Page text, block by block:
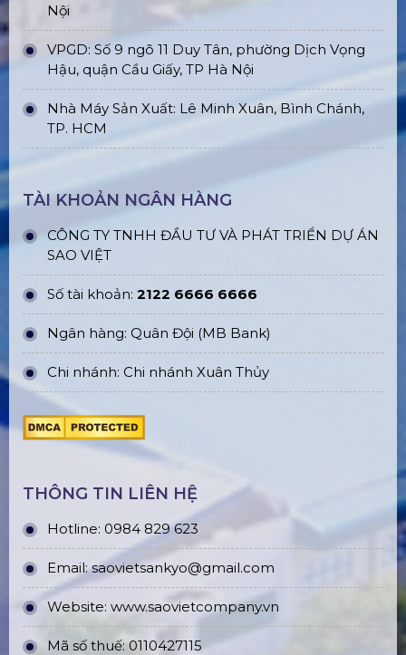
Nội
VPGD: Số 9 ngõ 11 Duy Tân, phường Dịch Vọng
Hậu, quận Cầu Giấy, TP Hà Nội
Nhà Máy Sản Xuất: Lê Minh Xuân, Bình Chánh,
TP. HCM
TÀI KHOẢN NGÂN HÀNG
CÔNG TY TNHH ĐẦU TƯ VÀ PHÁT TRIỂN DỰ ÁN
SAO VIỆT
Số tài khoản: 2122 6666 6666
Ngân hàng: Quân Đội (MB Bank)
Chi nhánh: Chi nhánh Xuân Thủy
THÔNG TIN LIÊN HỆ
Hotline: 0984 829 623
Email: saovietsankyo@gmail.com
Website: www.saovietcompany.vn
Mã số thuế: 0110427115